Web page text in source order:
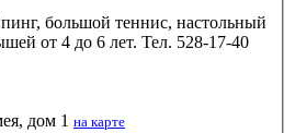
большой теннис, настольный
от 4 до 6 лет. Тел. 528-17-40
дом 1 на карте